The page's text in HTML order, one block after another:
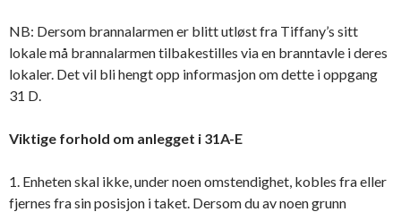
NB: Dersom brannalarmen er blitt utløst fra Tiffany’s sitt
lokale må brannalarmen tilbakestilles via en branntavle i deres
lokaler. Det vil bli hengt opp informasjon om dette i oppgang
31 D.
Viktige forhold om anlegget i 31A-E
1. Enheten skal ikke, under noen omstendighet, kobles fra eller
fjernes fra sin posisjon i taket. Dersom du av noen grunn